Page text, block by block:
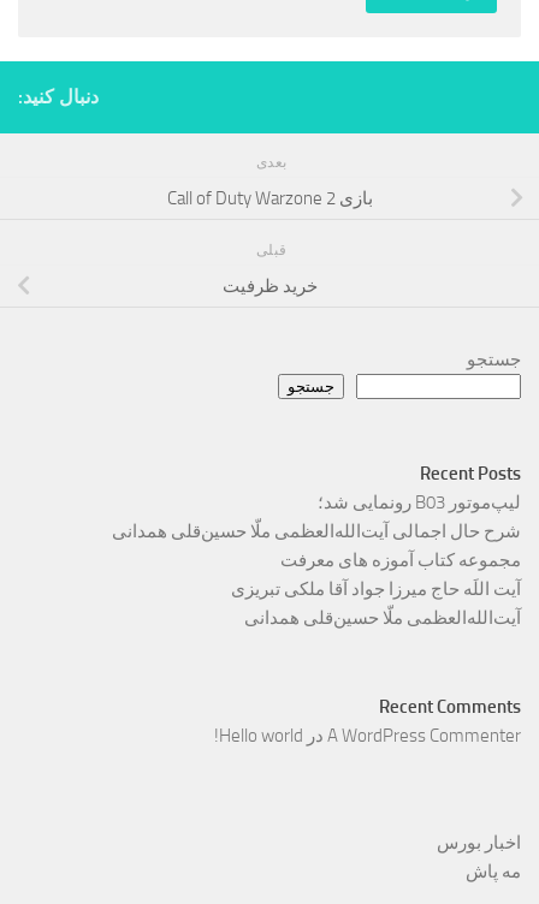
دنبال کنید:
بعدی
بازی Call of Duty Warzone 2
قبلی
خرید ظرفیت
جستجو
جستجو
Recent Posts
لیپ‌موتور B03 رونمایی شد؛
شرح حال اجمالی آیت‌الله‌العظمی ملّا حسین‌قلی همدانی
مجموعه کتاب آموزه های معرفت
آیت اللَه حاج میرزا جواد آقا ملکی تبریزی
آیت‌الله‌العظمی ملّا حسین‌قلی همدانی
Recent Comments
A WordPress Commenter در Hello world!
اخبار بورس
مه پاش